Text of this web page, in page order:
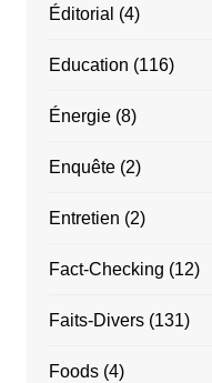
Éditorial (4)
Education (116)
Énergie(8)
Enquête(2)
Entretien (2)
Fact-Checking (12)
Faits-Divers(131)
Foods(4)